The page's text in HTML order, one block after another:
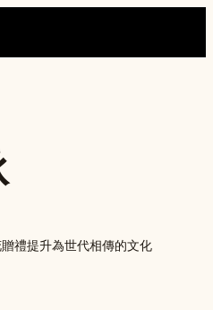
禮提升為世代相傳的文化